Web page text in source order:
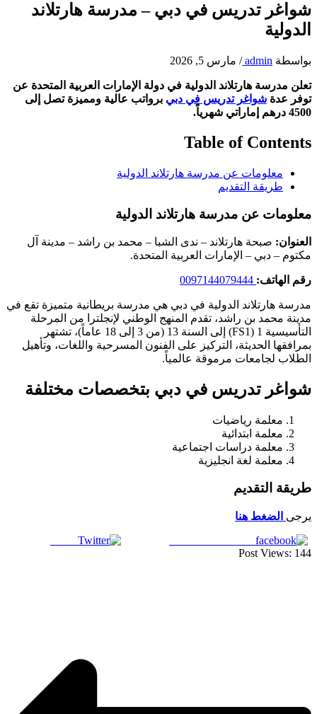
شواغر تدريس في دبي – مدرسة هارتلاند
الدولية
بواسطة admin
/ مارس 5, 2026
تعلن مدرسة هارتلاند الدولية في دولة الإمارات العربية المتحدة عن
توفر عدة شواغر تدريس في دبي برواتب عالية ومميزة تصل إلى
4500 درهم إماراتي شهرياً.
Table of Contents
معلومات عن مدرسة هارتلاند الدولية
طريقة التقديم
معلومات عن مدرسة هارتلاند الدولية
العنوان: صبحة هارتلاند – ندى الشبا – محمد بن راشد – مدينة آل
مكتوم – دبي – الإمارات العربية المتحدة.
رقم الهاتف:
مدرسة هارتلاند الدولية في دبي هي مدرسة بريطانية متميزة تقع في
مدينة محمد بن راشد، تقدم المنهج الوطني لإنجلترا من المرحلة
التأسيسية 1 (FS1) إلى السنة 13 (من 3 إلى 18 عاماً)، تشتهر
بمرافقها الحديثة، التركيز على الفنون المسرحية واللغات، وتأهيل
الطلاب لجامعات مرموقة عالمياً.
شواغر تدريس في دبي بتخصصات مختلفة
معلمة رياضيات
معلمة ابتدائية
معلمة دراسات اجتماعية
معلمة لغة انجليزية
طريقة التقديم
يرجى الضغط هنا
Post Views: 144